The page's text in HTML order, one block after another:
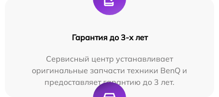
Гарантия до 3-х лет
Сервисный центр устанавливает
оригинальные запчасти техники BenQ и
предоставляет гарантию до 3 лет.